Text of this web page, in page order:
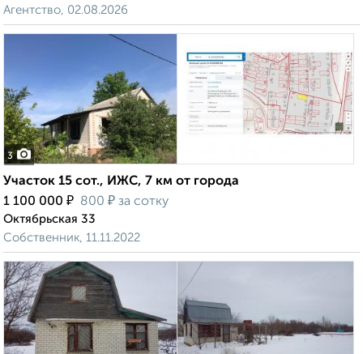
Агентство, 02.08.2026
3
Участок 15 сот., ИЖС, 7 км от города
1 100 000 ₽ 800 ₽ за сотку
Октябрьская 33
Собственник, 11.11.2022